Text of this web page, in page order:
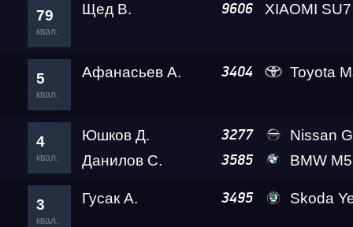
79
квал.
Щед В. 9606
5
квал.
Афанасьев А. 3404 Toyota
4
квал.
Юшков Д. 3277
Nissan GT-
Данилов С.
3585 BMW M5
3
квал.
Гусак А. 3495 Skoda